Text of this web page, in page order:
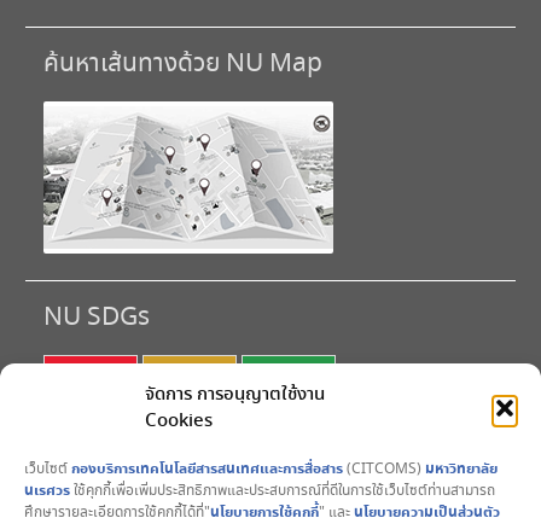
จัดการ การอนุญาตใช้งาน
Cookies
เว็บไซต์กองบริการเทคโนโลยีสารสนเทศและการสื่อสาร(CITCOMS) มหาวิทยาลัย
นเรศวรใช้คุกกี้เพื่อเพิ่มประสิทธิภาพและประสบการณ์ที่ดีในการใช้เว็บไซต์ท่านสามารถ
ศึกษารายละเอียดการใช้คุกกี้ได้ที่"นโยบายการใช้คุกกี้" และนโยบายความเป็นส่วนตัว
Microsoft
Office 2019
Professiona
l Plus 32 bit
1 file(s)
Download
ค้นหาเส้นทางด้วย NU Map
NU SDGs
SDG 5
SDG 7
SDG 8
SDG 9